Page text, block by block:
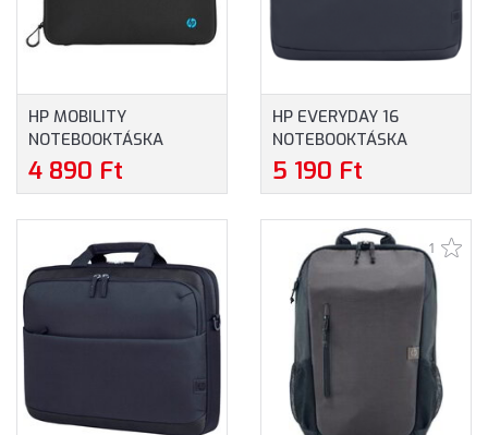
HP MOBILITY
NOTEBOOKTÁSKA
(4U9G9AA) - MAXIMUM
14.0" MÉRETŰ
4 890 Ft
HP EVERYDAY 16
NOTEBOOKTÁSKA
(A08KHUT) - MAXIMUM
16" MÉRETŰ
SZÜRKE SZÍNBEN
5 190 Ft
1